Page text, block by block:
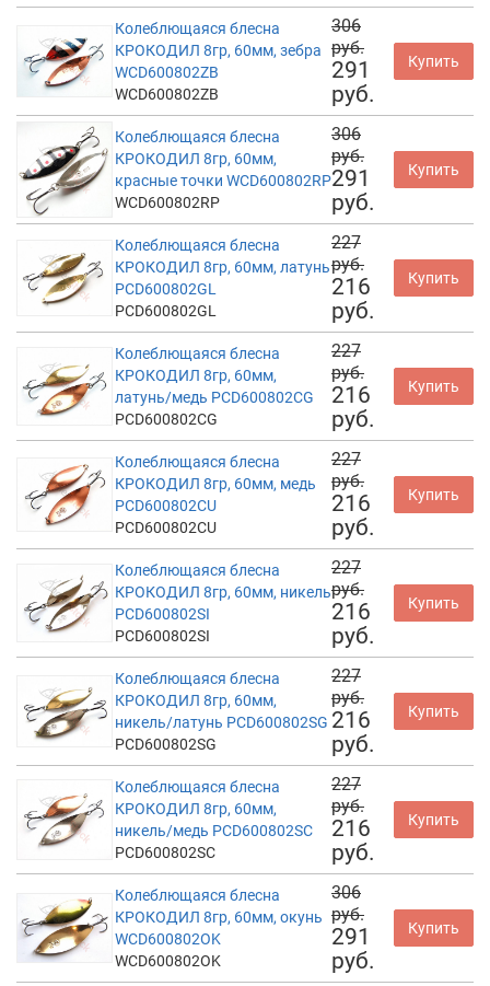
Колеблющаяся блесна
КРОКОДИЛ 8гр, 60мм, зебра
WCD600802ZB
WCD600802ZB
306
руб.
291
руб.
Купить
Колеблющаяся блесна
КРОКОДИЛ 8гр, 60мм,
красные точки WCD600802RP
WCD600802RP
306
руб.
291
руб.
Купить
Колеблющаяся блесна
КРОКОДИЛ 8гр, 60мм, латунь
PCD600802GL
PCD600802GL
227
руб.
216
руб.
Купить
Колеблющаяся блесна
КРОКОДИЛ 8гр, 60мм,
латунь/медь PCD600802CG
PCD600802CG
227
руб.
216
руб.
Купить
Колеблющаяся блесна
КРОКОДИЛ 8гр, 60мм, медь
PCD600802CU
PCD600802CU
227
руб.
216
руб.
Купить
Колеблющаяся блесна
КРОКОДИЛ 8гр, 60мм, никель
PCD600802SI
PCD600802SI
227
руб.
216
руб.
Купить
Колеблющаяся блесна
КРОКОДИЛ 8гр, 60мм,
никель/латунь PCD600802SG
PCD600802SG
227
руб.
216
руб.
Купить
Колеблющаяся блесна
КРОКОДИЛ 8гр, 60мм,
никель/медь PCD600802SC
PCD600802SC
227
руб.
216
руб.
Купить
Колеблющаяся блесна
КРОКОДИЛ 8гр, 60мм, окунь
WCD600802OK
WCD600802OK
306
руб.
291
руб.
Купить